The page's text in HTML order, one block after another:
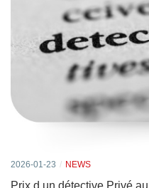
2026-01-23 NEWS
Prix d un détective Privé